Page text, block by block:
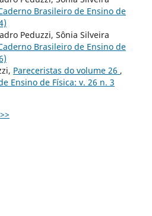
Brasileiro de Ensino de
Peduzzi, Sônia Silveira
Brasileiro de Ensino de
Pareceristas do volume 26 ,
Ensino de Física: v. 26 n. 3
>>